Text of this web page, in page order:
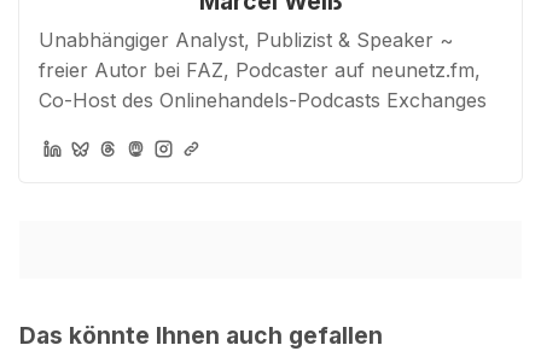
Unabhängiger Analyst, Publizist & Speaker ~
freier Autor bei FAZ, Podcaster auf neunetz.fm,
Co-Host des Onlinehandels-Podcasts Exchanges
Das könnte Ihnen auch gefallen